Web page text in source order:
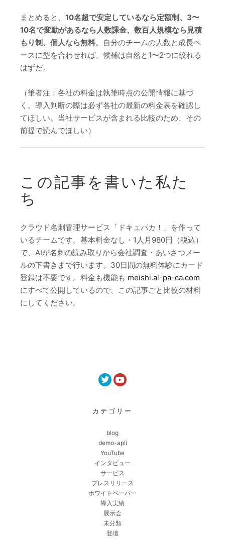
まとめると、 10名超で安定しているなら定額制、3〜
10名で変動があるなら人数課金、数百人規模なら見積
もり制、個人なら無料。自分のチームの人数と成長ペ
ースに型を合わせれば、候補は自然と1〜2つに絞れる
はずだ。
（筆者注：各社の料金は執筆時点の公開情報に基づ
く。導入判断の際は必ず各社の最新の料金表を確認し
てほしい。当社サービスが含まれる比較のため、その
前提で読んでほしい）
この記事を書いた私た
ち
クラウド名刺管理サービス「ドキュパカ！」を作って
いるチームです。基本料金なし・1人月980円（税込）
で、AIが名刺の読み取りから会社調査・あいさつメー
ルの下書きまで行います。30日間の無料体験にカード
登録は不要です。料金も機能も meishi.al-pa-ca.com
にすべて公開しているので、この記事ごと比較の材料
にしてください。
カテゴリー
blog
demo-apli
YouTube
インタビュー
サービス
プレスリリース
ホワイトペーパー
導入実績
展示会
未分類
登壇